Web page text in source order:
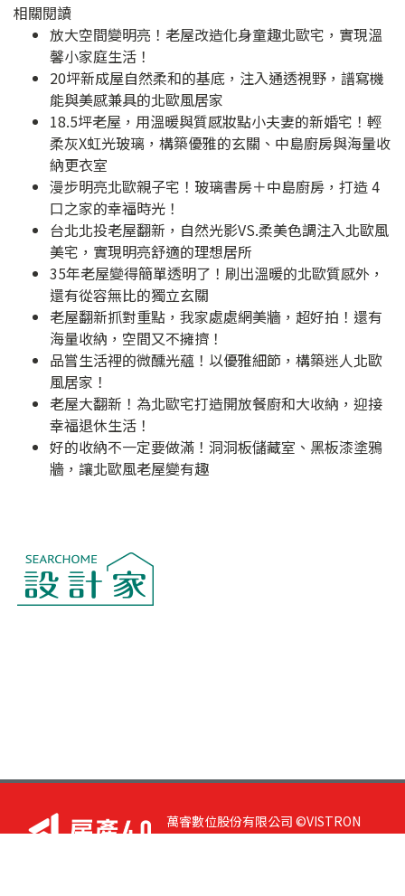
相關閱讀
放大空間變明亮！老屋改造化身童趣北歐宅，實現溫
馨小家庭生活！
20坪新成屋自然柔和的基底，注入通透視野，譜寫機
能與美感兼具的北歐風居家
18.5坪老屋，用溫暖與質感妝點小夫妻的新婚宅！輕
柔灰X虹光玻璃，構築優雅的玄關、中島廚房與海量收
納更衣室
漫步明亮北歐親子宅！玻璃書房＋中島廚房，打造 4
口之家的幸福時光！
台北北投老屋翻新，自然光影VS.柔美色調注入北歐風
美宅，實現明亮舒適的理想居所
35年老屋變得簡單透明了！刷出溫暖的北歐質感外，
還有從容無比的獨立玄關
老屋翻新抓對重點，我家處處網美牆，超好拍！還有
海量收納，空間又不擁擠！
品嘗生活裡的微醺光蘊！以優雅細節，構築迷人北歐
風居家！
老屋大翻新！為北歐宅打造開放餐廚和大收納，迎接
幸福退休生活！
好的收納不一定要做滿！洞洞板儲藏室、黑板漆塗鴉
牆，讓北歐風老屋變有趣
萬睿數位股份有限公司 ©VISTRON
DIGITAL All Right Reserved. 若您有任